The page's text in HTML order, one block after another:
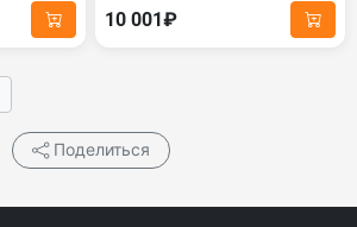
10 001₽
Поделиться